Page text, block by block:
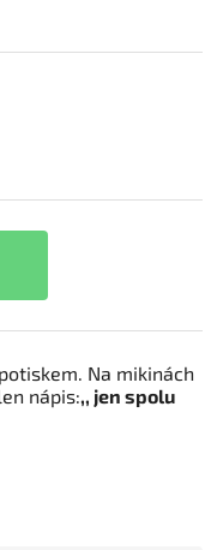
Na mikinách
nápis:,, jen spolu